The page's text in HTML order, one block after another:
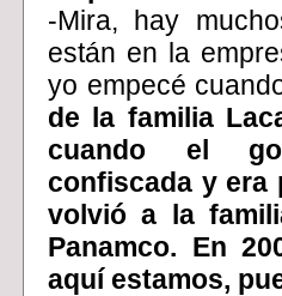
-Mira, hay
están en la
yo empecé
de la familia
cuando el
confiscada y era
volvió a la
Panamco. En
aquí estamos,